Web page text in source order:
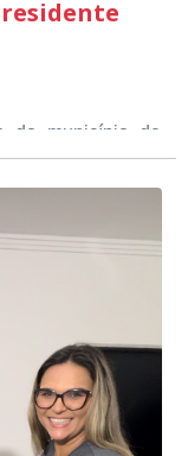
do município de
fim de semana,
indícios de
a central de
Civil Municipal,
foi comprovada,
bem
instalado
de Presidente
municípios
de veículos por
na sede e no